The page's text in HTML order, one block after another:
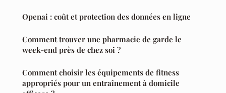
Openai : coût et protection des données en ligne
Comment trouver une pharmacie de garde le
week-end près de chez soi ?
Comment choisir les équipements de fitness
appropriés pour un entraînement à domicile